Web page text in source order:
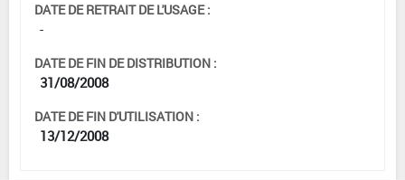
DATE DE RETRAIT DE L'USAGE :
-
DATE DE FIN DE DISTRIBUTION :
31/08/2008
DATE DE FIN D'UTILISATION :
13/12/2008